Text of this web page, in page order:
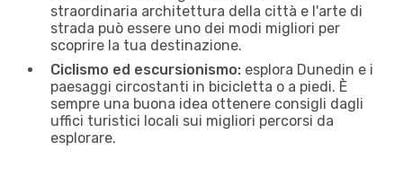
straordinaria architettura della città e l'arte di
strada può essere uno dei modi migliori per
scoprire la tua destinazione.
Ciclismo ed escursionismo: esplora Dunedin e i
paesaggi circostanti in bicicletta o a piedi. È
sempre una buona idea ottenere consigli dagli
uffici turistici locali sui migliori percorsi da
esplorare.